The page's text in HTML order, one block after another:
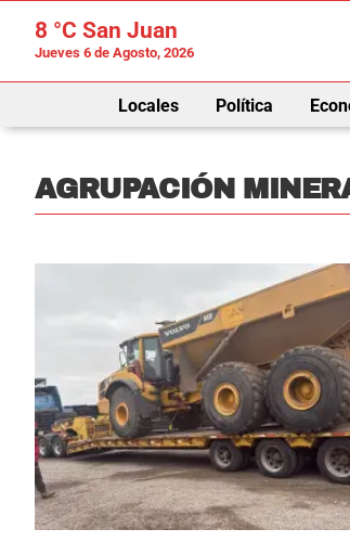
8 °C San Juan
Jueves 6 de Agosto, 2026
Locales Política
AGRUPACIÓN